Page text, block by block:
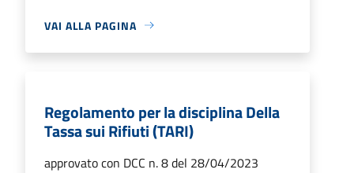
VAI ALLA PAGINA
Regolamento per la disciplina Della
Tassa sui Rifiuti (TARI)
approvato con DCC n. 8 del 28/04/2023